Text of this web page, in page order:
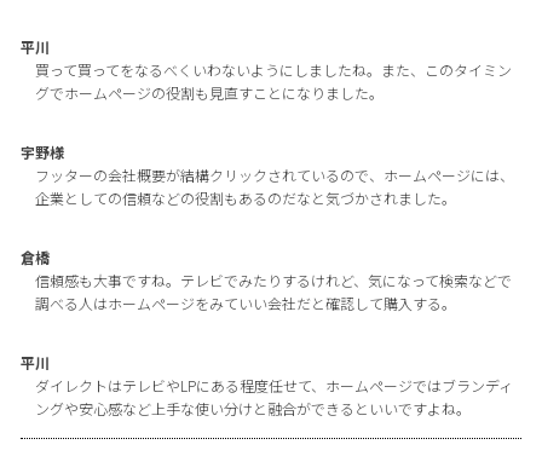
平川
買って買ってをなるべくいわないようにしましたね。また、このタイミン
グでホームページの役割も見直すことになりました。
宇野様
フッターの会社概要が結構クリックされているので、ホームページには、
企業としての信頼などの役割もあるのだなと気づかされました。
倉橋
信頼感も大事ですね。テレビでみたりするけれど、気になって検索などで
調べる人はホームページをみていい会社だと確認して購入する。
平川
ダイレクトはテレビやLPにある程度任せて、ホームページではブランディ
ングや安心感など上手な使い分けと融合ができるといいですよね。